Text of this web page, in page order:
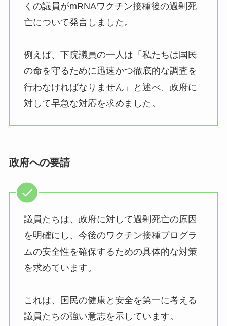
くの議員がmRNAワクチン接種後の過剰死
亡について発言しました。
例えば、下院議員の一人は「私たちは国民
の命を守るために迅速かつ徹底的な調査を
行わなければなりません」と述べ、政府に
対して早急な対応を求めました。
政府への要請
議員たちは、政府に対して過剰死亡の原因
を明確にし、今後のワクチン接種プログラ
ムの安全性を確保するための具体的な対策
を求めています。
これは、国民の健康と安全を第一に考える
議員たちの強い意志を示しています。